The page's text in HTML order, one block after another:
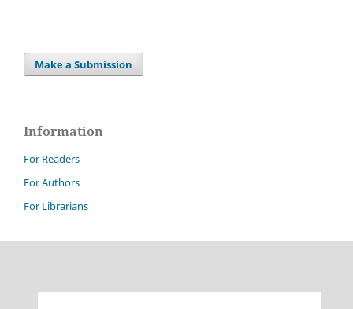
Make a Submission
Information
For Readers
For Authors
For Librarians